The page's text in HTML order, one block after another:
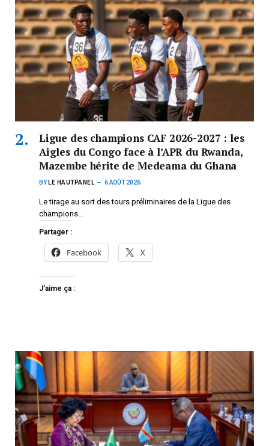
Ligue des champions CAF 2026-2027 : les
Aigles du Congo face à l’APR du Rwanda,
Mazembe hérite de Medeama du Ghana
BY LE HAUTPANEL 6 AOÛT 2026
Le tirage au sort des tours préliminaires de la Ligue des
champions…
Partager :
Facebook X
J’aime ça :